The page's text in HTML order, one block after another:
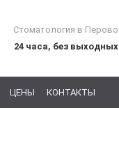
Стоматология в Перово
24 часа, без выходных
ЦЕНЫ КОНТАКТЫ